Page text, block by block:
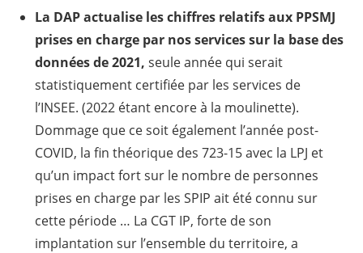
La DAP actualise les chiffres relatifs aux PPSMJ
prises en charge par nos services sur la base des
données de 2021, seule année qui serait
statistiquement certifiée par les services de
l’INSEE. (2022 étant encore à la moulinette).
Dommage que ce soit également l’année post-
COVID, la fin théorique des 723-15 avec la LPJ et
qu’un impact fort sur le nombre de personnes
prises en charge par les SPIP ait été connu sur
cette période … La CGT IP, forte de son
implantation sur l’ensemble du territoire, a